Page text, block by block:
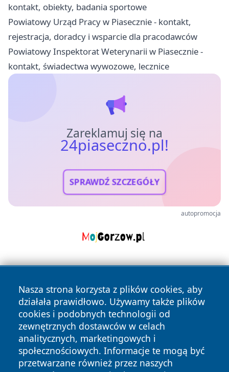
kontakt, obiekty, badania sportowe
Powiatowy Urząd Pracy w Piasecznie - kontakt,
rejestracja, doradcy i wsparcie dla pracodawców
Powiatowy Inspektorat Weterynarii w Piasecznie -
kontakt, świadectwa wywozowe, lecznice
Zareklamuj się na
24piaseczno.pl!
SPRAWDŹ SZCZEGÓŁY
autopromocja
Nasza strona korzysta z plików cookies, aby
działała prawidłowo. Używamy także plików
cookies i podobnych technologii od
zewnętrznych dostawców w celach
analitycznych, marketingowych i
społecznościowych. Informacje te mogą być
przetwarzane również przez naszych
Copyright © 2026 24piaseczno.pl Wszystkie prawa
zastrzeżone.